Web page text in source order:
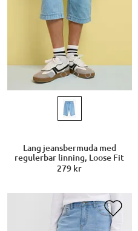
Lang jeansbermuda med
regulerbar linning, Loose Fit
279 kr